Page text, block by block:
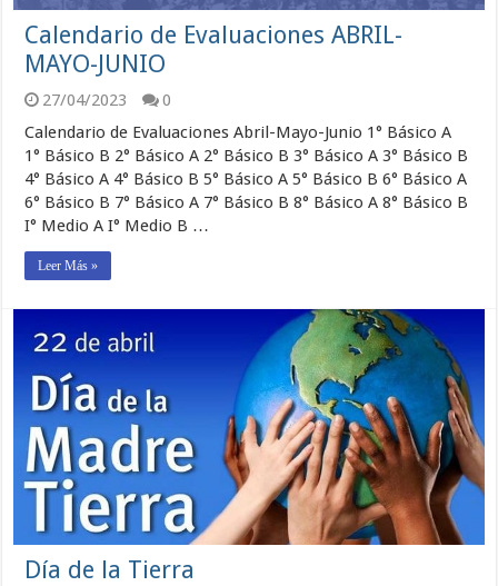
Calendario de Evaluaciones ABRIL-
MAYO-JUNIO
27/04/2023
0
Calendario de Evaluaciones Abril-Mayo-Junio 1° Básico A
1° Básico B 2° Básico A 2° Básico B 3° Básico A 3° Básico B
4° Básico A 4° Básico B 5° Básico A 5° Básico B 6° Básico A
6° Básico B 7° Básico A 7° Básico B 8° Básico A 8° Básico B
I° Medio A I° Medio B …
Leer Más »
Día de la Tierra